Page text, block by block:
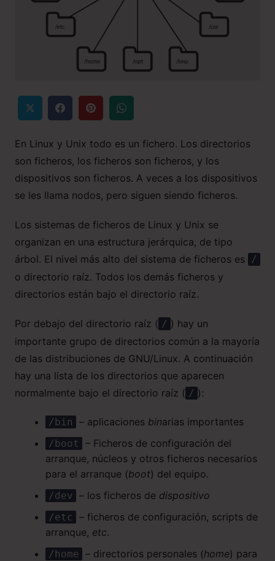
En Linux y Unix todo es un fichero. Los directorios
son ficheros, los ficheros son ficheros, y los
dispositivos son ficheros. A veces a los dispositivos
se les llama nodos, pero siguen siendo ficheros.
Los sistemas de ficheros de Linux y Unix se
organizan en una estructura jerárquica, de tipo
árbol. El nivel más alto del sistema de ficheros es
/
o directorio raíz. Todos los demás ficheros y
directorios están bajo el directorio raíz.
Por debajo del directorio raíz ( / ) hay un
importante grupo de directorios común a la mayoría
de las distribuciones de GNU/Linux. A continuación
hay una lista de los directorios que aparecen
normalmente bajo el directorio raíz ( / ):
/bin – aplicaciones binarias importantes
/boot
– Ficheros de configuración del
arranque, núcleos y otros ficheros necesarios
para el arranque (boot) del equipo.
/dev – los ficheros de dispositivo
/etc
– ficheros de configuración, scripts de
arranque, etc.
/home – directorios personales (home) para